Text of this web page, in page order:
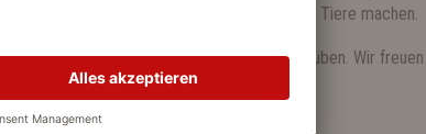
kann einen Unterschied im Leben dieser Tiere machen.
die Tiere, die unsere Hilfe benötigen, ausüben. Wir freuen
und ihr Engagement.